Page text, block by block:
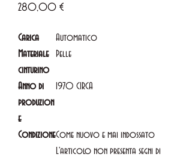
280,00 €Prezzo
Carica
Automatico
Materiale
cinturino
Pelle
Anno di
produzion
e
1970 CIRCA
CondizioneCome nuovo e mai indossato
L'articolo non presenta segni di